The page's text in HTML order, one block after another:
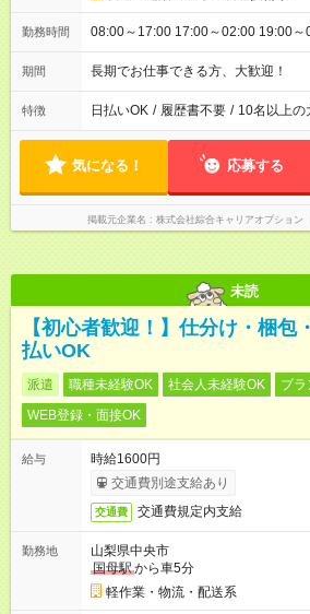
勤務時間 08:00～17:00 17:00～02:00 19:00～
期間 長期でお仕事できる方、大歓迎！
特徴 日払いOK / 履歴書不要 / 10名以上の
気になる！ 応募する
掲載元企業名 株式会社綜合キャリアオプション
未読
【初心者歓迎！】仕分け・梱包
払いOK
派遣 職種未経験OK 社会人未経験OK
ブラ
WEB登録・面接OK
給与
時給1600円
交通費別途支給あり
交通費 交通費規定内支給
勤務地
山梨県中央市
国母駅から車5分
軽作業・物流・配送系